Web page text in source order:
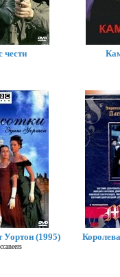
чести
Уортон (1995)